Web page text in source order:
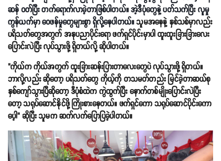
ဆန် ဝတ်ပြီး တက်ရောက်လာခဲ့တာဖြစ်ပါတယ်။ အဲ့ဒီပုံတွေနဲ့ ပတ်သက်ပြီး လူမှု
ကွန်ယက်မှာ ဝေဖန်မှုတွေများစွာ ရှိလို့နေပါတယ်။သူမအနေနဲ့ နှစ်သစ်မှာလည်း
ပရိသတ်တွေအတွက် အနုပညာပိုင်းရော ဖက်ရှင်ပိုင်းမှာပါ ထူးထူးခြားခြားလေး
ပြောင်းလဲပြီး လုပ်သွားဖို့ ရှိတယ်လို့ ဆိုပါတယ်။
"ကိုယ်က ကိုယ်အတွက် ထူးခြားဆန်းပြားတာလေးတွေပဲ လုပ်သွားဖို့ ရှိတယ်။
ဘာလို့လည်း ဆိုတော့ ပရိသတ်တွေ ကိုယ့်ကို တသမတ်တည်း မြင်ခဲ့တာဆယ်စု
နှစ်ကျော်သွားပြီဆိုတော့ ဒီပုံစံထဲက ကွဲထွက်ပြီး နောက်တစ်မျိုးပြောင်းလဲပြီး
တော့ သရုပ်ဆောင်နိုင်ဖို့ ကြိုးစားနေတယ်။ ဖက်ရှင်ကော သရုပ်ဆောင်ပိုင်းကော
ပေ့ါ" ဆိုပြီး သူမက ဆက်လက်ပြောပြခဲ့ပါတယ်။